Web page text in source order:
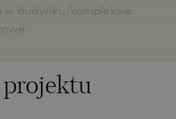
w budynku/kompleksie:
projektu